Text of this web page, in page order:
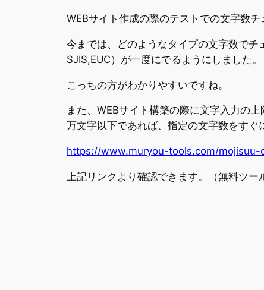
WEBサイト作成の際のテストでの文字数
今までは、どのようなタイプの文字数で
SJIS,EUC）が一度にでるようにしました。
こっちの方がわかりやすいですね。
また、WEBサイト構築の際に文字入力の
万文字以下であれば、指定の文字数をすぐ
https://www.muryou-tools.com/mojisuu-
上記リンクより確認できます。（無料ツー